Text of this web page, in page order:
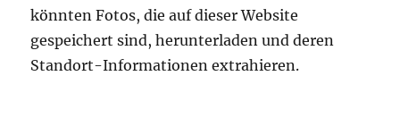
könnten Fotos, die auf dieser Website
gespeichert sind, herunterladen und deren
Standort-Informationen extrahieren.